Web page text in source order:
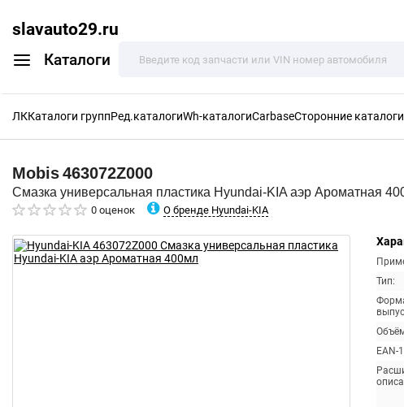
slavauto29.ru
Каталоги
ЛККаталоги группРед.каталогиWh-каталогиCarbaseСторонние каталоги
Mobis463072Z000
Смазка универсальная пластика Hyundai-KIA аэр Ароматная
0 оценок О бренде Hyundai-KIA
Тип:
EAN-